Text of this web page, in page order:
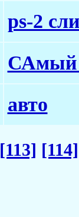
ps-2
САмый
авто
[113] [114]